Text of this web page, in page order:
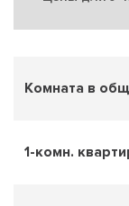
Комната в
1-комн.